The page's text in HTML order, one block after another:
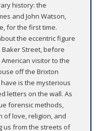
history: the
and John Watson,
for the first time.
the eccentric figure
Baker Street, before
visitor to the
off the Brixton
is the mysterious
letters on the wall. As
forensic methods,
of love, religion, and
us from the streets of